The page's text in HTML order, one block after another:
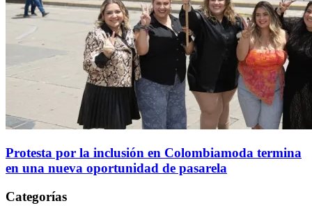
Protesta por la inclusión en Colombiamoda termina
en una nueva oportunidad de pasarela
Categorías